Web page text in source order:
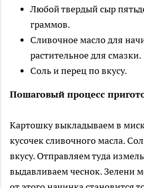
Любой твердый сыр
граммов.
Сливочное масло для
растительное для смазки.
Соль и перец по вкусу.
Пошаговый процесс
Картошку выкладываем в
кусочек сливочного масла.
вкусу. Отправляем туда
выдавливаем чеснок. Зелени